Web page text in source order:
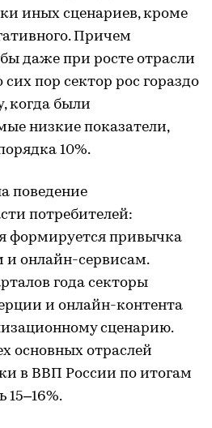
иных сценариев, кроме
Причем
даже при росте отрасли
сих пор сектор рос гораздо
когда были
низкие показатели,
10%.
поведение
потребителей:
формируется привычка
онлайн-сервисам.
года секторы
и онлайн-контента
сценарию.
основных отраслей
в ВВП России по итогам
15–16%.